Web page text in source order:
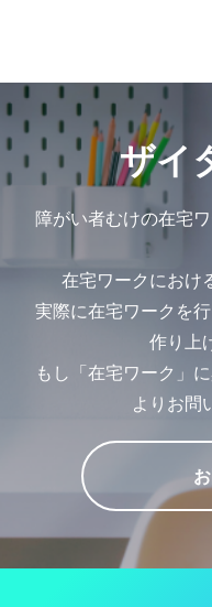
ザイ
障がい者むけの在宅
在宅ワークにおけ
実際に在宅ワークを
作り上
もし「在宅ワーク」
よりお問